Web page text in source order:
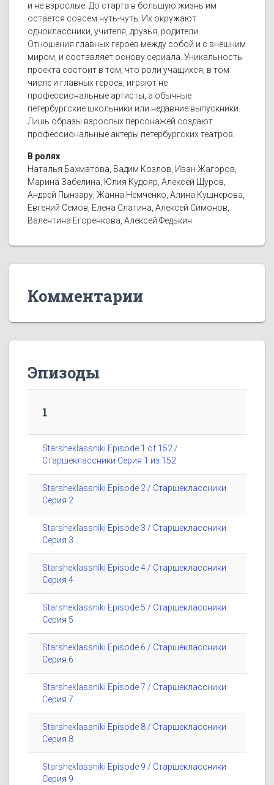
и не взрослые. До старта в большую жизнь им
остается совсем чуть-чуть. Их окружают
одноклассники, учителя, друзья, родители.
Отношения главных героев между собой и с внешним
миром, и составляет основу сериала. Уникальность
проекта состоит в том, что роли учащихся, в том
числе и главных героев, играют не
профессиональные артисты, а обычные
петербургские школьники или недавние выпускники.
Лишь образы взрослых персонажей создают
профессиональные актеры петербургских театров.
В ролях
Наталья Бахматова, Вадим Козлов, Иван Жагоров,
Марина Забелина, Юлия Кудояр, Алексей Щуров,
Андрей Пынзару, Жанна Немченко, Алина Кушнерова,
Евгений Семов, Елена Слатина, Алексей Симонов,
Валентина Егоренкова, Алексей Федькин
Комментарии
Эпизоды
1
Starsheklassniki Episode 1 of 152 /
Старшеклассники Серия 1 из 152
Starsheklassniki Episode 2 / Старшеклассники
Серия 2
Starsheklassniki Episode 3 / Старшеклассники
Серия 3
Starsheklassniki Episode 4 / Старшеклассники
Серия 4
Starsheklassniki Episode 5 / Старшеклассники
Серия 5
Starsheklassniki Episode 6 / Старшеклассники
Серия 6
Starsheklassniki Episode 7 / Старшеклассники
Серия 7
Starsheklassniki Episode 8 / Старшеклассники
Серия 8
Starsheklassniki Episode 9 / Старшеклассники
Серия 9